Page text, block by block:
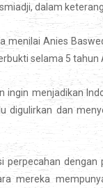
dalam
menilai Anies
selama 5 tahun
ingin menjadikan
digulirkan dan
mereka